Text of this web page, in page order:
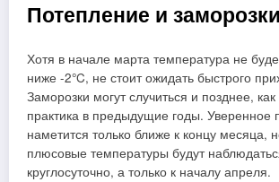
Потепление и заморозки
Хотя в начале марта температура не
ниже -2°C, не стоит ожидать быстрого
Заморозки могут случиться и позднее,
практика в предыдущие годы. Уверенное
наметится только ближе к концу месяца,
плюсовые температуры будут
круглосуточно, а только к началу апреля.